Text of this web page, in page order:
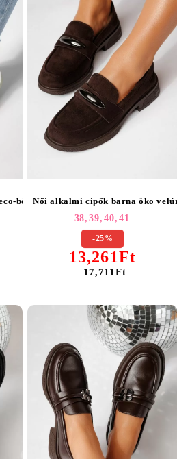
bőrből #21640
Női alkalmi cipők barna öko
38, 39, 40, 41
-25%
13,261Ft
17,711Ft